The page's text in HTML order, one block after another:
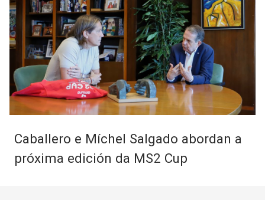
Caballero e Míchel Salgado abordan a
próxima edición da MS2 Cup